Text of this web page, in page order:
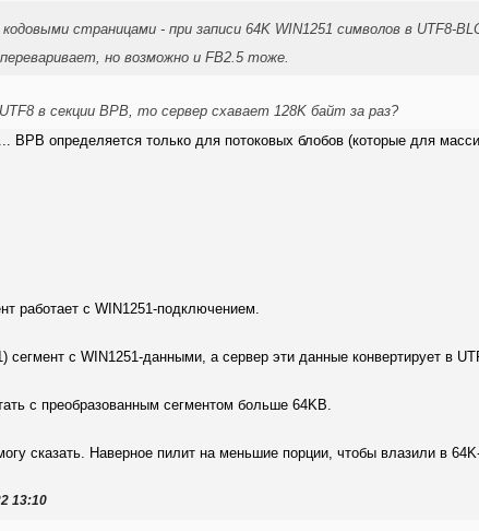
страницами - при записи 64K WIN1251 символов в UTF8-
но возможно и FB2.5 тоже.
в секции BPB, то сервер схавает 128K байт за раз?
BPB определяется только для потоковых блобов (которые для
работает с WIN1251-подключением.
сегмент с WIN1251-данными, а сервер эти данные конвертирует в
с преобразованным сегментом больше 64KB.
сказать. Наверное пилит на меньшие порции, чтобы влазили в
13:10